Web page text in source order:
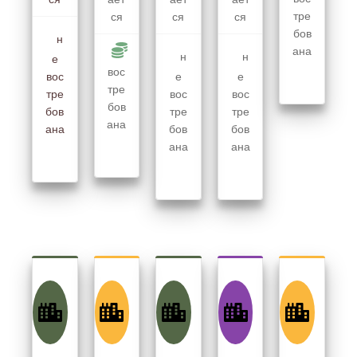
н
е
вос
тре
бов
ана
ся
вос
тре
бов
ана
ся
н
е
вос
тре
бов
ана
ся
н
е
вос
тре
бов
ана
тре
бов
ана